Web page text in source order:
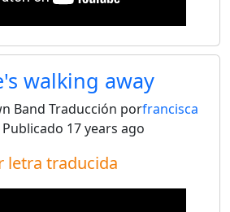
walking away
Band Traducción porfrancisca
17 years ago
letra traducida